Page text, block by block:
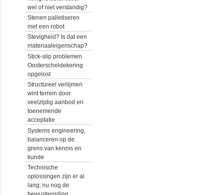
wel of niet verstandig?
Stenen palletiseren
met een robot
Stevigheid? Is dat een
materiaaleigenschap?
Stick-slip problemen
Oosterscheldekering
opgelost
Structureel verlijmen
wint terrein door
veelzijdig aanbod en
toenemende
acceptatie
Systems engineering,
balanceren op de
grens van kennis en
kunde
Technische
oplossingen zijn er al
lang; nu nog de